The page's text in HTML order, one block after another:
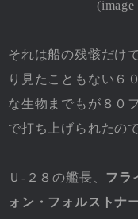
それは船の残骸だけ
り見たこともない６
な生物までもが８０
で打ち上げられたの
Ｕ-２８の艦長、 フラ
ォン・フォルストナ